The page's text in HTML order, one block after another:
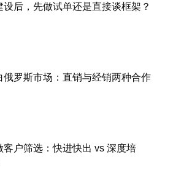
后，先做试单还是直接谈框架？
俄罗斯市场：直销与经销两种合作
客户筛选：快进快出 vs 深度培